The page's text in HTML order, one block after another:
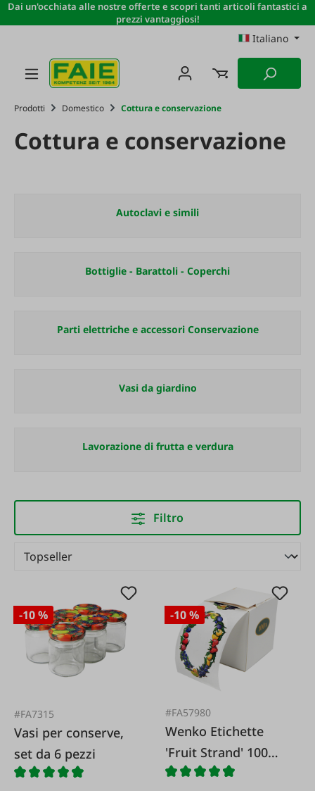
Passa al contenuto principale
Dai un'occhiata alle nostre offerte e scopri tanti articoli fantastici a
prezzi vantaggiosi!
Italiano
Prodotti Domestico Cottura e conservazione
Cottura e conservazione
Autoclavi e simili
Bottiglie - Barattoli - Coperchi
Parti elettriche e accessori Conservazione
Vasi da giardino
Lavorazione di frutta e verdura
Filtro
-10 %
#FA7315
Vasi per conserve,
set da 6 pezzi
-10 %
#FA57980
Wenko Etichette
'Fruit Strand' 100
pezzi.